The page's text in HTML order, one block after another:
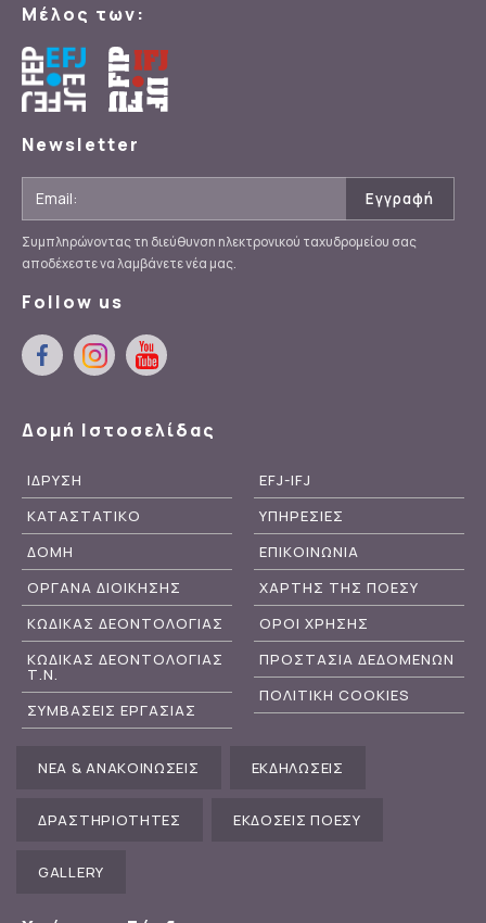
Μέλος των:
Newsletter
Συμπληρώνοντας τη διεύθυνση ηλεκτρονικού ταχυδρομείου σας
αποδέχεστε να λαμβάνετε νέα μας.
Follow us
Δομή Ιστοσελίδας
ΙΔΡΥΣΗ
ΚΑΤΑΣΤΑΤΙΚΟ
ΔΟΜΗ
ΟΡΓΑΝΑ ΔΙΟΙΚΗΣΗΣ
ΚΩΔΙΚΑΣ ΔΕΟΝΤΟΛΟΓΙΑΣ
ΚΩΔΙΚΑΣ ΔΕΟΝΤΟΛΟΓΙΑΣ
Τ.Ν.
ΣΥΜΒΑΣΕΙΣ ΕΡΓΑΣΙΑΣ
EFJ-IFJ
ΥΠΗΡΕΣΙΕΣ
ΕΠΙΚΟΙΝΩΝΙΑ
ΧΑΡΤΗΣ ΤΗΣ ΠΟΕΣΥ
ΟΡΟΙ ΧΡΗΣΗΣ
ΠΡΟΣΤΑΣΙΑ ΔΕΔΟΜΕΝΩΝ
ΠΟΛΙΤΙΚΗ COOKIES
ΝΕΑ & ΑΝΑΚΟΙΝΩΣΕΙΣ ΕΚΔΗΛΩΣΕΙΣ
ΔΡΑΣΤΗΡΙΟΤΗΤΕΣ ΕΚΔΟΣΕΙΣ ΠΟΕΣΥ
GALLERY